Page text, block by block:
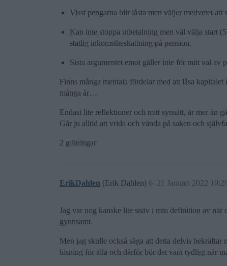
Visst pengarna blir låsta men väljer medvetet
Kan inte stoppa utbetalning men väl välja start
statlig inkomstbeskattning på pension.
Sista argumentet emot gäller inte för mitt val av
Finns många mentala fördelar med att låsa
många år…
Endast lite reflektioner och mitt synsätt, är mer än
Går ju alltid att vrida och vända på saken och
2 gillningar
ErikDahlen (Erik Dahlen) 21 Januari 2022
6
Jag var nog kanske lite snäv i min definition av
gynnsamt.
Men jag skulle också säga att detta delvis
lösning för alla och därför bör det vara tydligt när